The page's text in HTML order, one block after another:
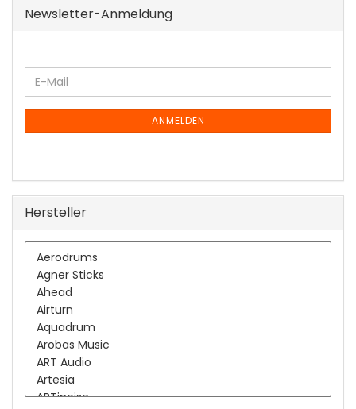
Newsletter-Anmeldung
WEITER
ZUR
NEWSLETTER-
E-
Mail
ANMELDEN
Hersteller